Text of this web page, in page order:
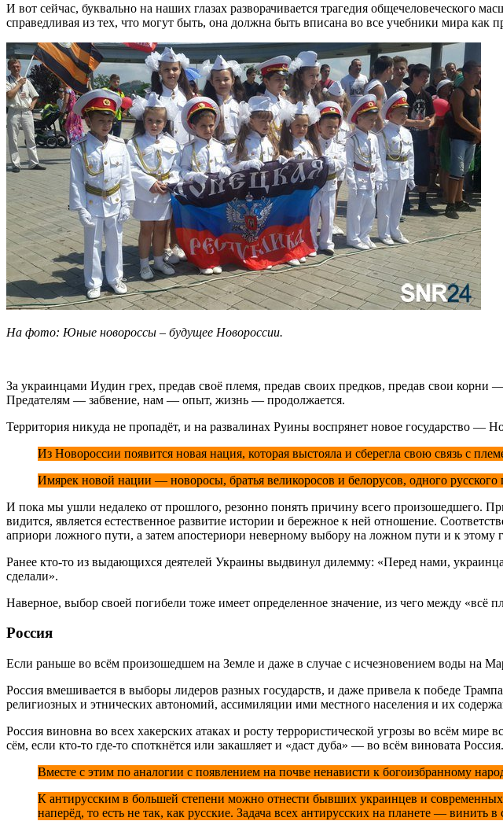
И вот сейчас, буквально на наших глазах разворачивается трагедия общечеловеческого
справедливая из тех, что могут быть, она должна быть вписана во все учебники мира
На фото: Юные новороссы – будущее Новороссии.
За украинцами Иудин грех, предав своё племя, предав своих предков, предав свои
Предателям — забвение, нам — опыт, жизнь — продолжается.
Территория никуда не пропадёт, и на развалинах Руины воспрянет новое государство
Из Новороссии появится новая нация, которая выстояла и сберегла свою связь с
Имярек новой нации — новоросы, братья великоросов и белорусов, одного
И пока мы ушли недалеко от прошлого, резонно понять причину всего произошедшего.
видится, является естественное развитие истории и бережное к ней отношение.
априори ложного пути, а затем апостериори неверному выбору на ложном пути и к этому
Ранее кто-то из выдающихся деятелей Украины выдвинул дилемму: «Перед нами,
сделали».
Наверное, выбор своей погибели тоже имеет определенное значение, из чего между
Россия
Если раньше во всём произошедшем на Земле и даже в случае с исчезновением воды на
Россия вмешивается в выборы лидеров разных государств, и даже привела к победе
религиозных и этнических автономий, ассимиляции ими местного населения и их
Россия виновна во всех хакерских атаках и росту террористической угрозы во всём
сём, если кто-то где-то споткнётся или закашляет и «даст дуба» — во всём виновата Россия.
Вместе с этим по аналогии с появлением на почве ненависти к богоизбранному
К антирусским в большей степени можно отнести бывших украинцев и современных
наперёд, то есть не так, как русские. Задача всех антирусских на планете — винить